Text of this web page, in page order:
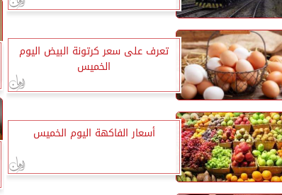
تعرف على سعر كرتونة البيض اليوم
الخميس
أسعار الفاكهة اليوم الخميس